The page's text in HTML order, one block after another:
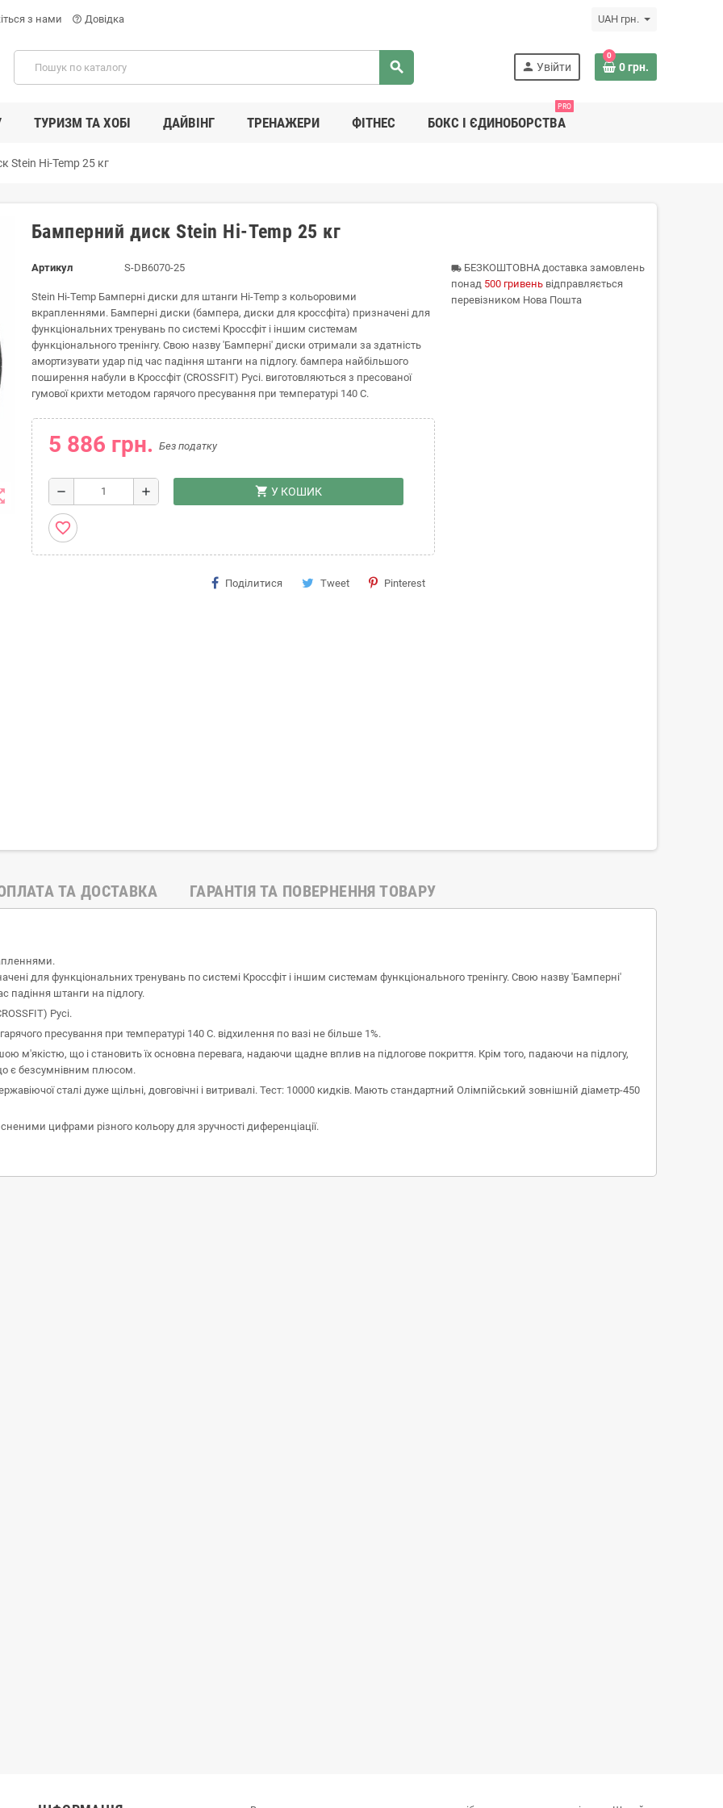
з нами help_outline Довідка UAH грн.
search person Увійти
0
0 грн.
ТУРИЗМ ТА ХОБІ ДАЙВІНГ ТРЕНАЖЕРИ ФІТНЕС БОКС І ЄДИНОБОРСТВА
PRO
Stein Hi-Temp 25 кг
Бамперний диск Stein Hi-Temp 25 кг
Артикул S-DB6070-25
Stein Hi-Temp Бамперні диски для штанги Hi-Temp з кольоровими
вкрапленнями. Бамперні диски (бампера, диски для кроссфіта) призначені для
функціональних тренувань по системі Кроссфіт і іншим системам
функціонального тренінгу. Свою назву 'Бамперні' диски отримали за здатність
амортизувати удар під час падіння штанги на підлогу. бампера найбільшого
поширення набули в Кроссфіт (CROSSFIT) Русі. виготовляються з пресованої
гумової крихти методом гарячого пресування при температурі 140 С.
5 886 грн. Без податку
remove add shopping_cart У КОШИК
favorite_border
Поділитися Tweet Pinterest
local_shippingБЕЗКОШТОВНА доставка замовлень
понад 500 гривеньвідправляється
перевізником Нова Пошта
ТА ДОСТАВКА ГАРАНТІЯ ТА ПОВЕРНЕННЯ ТОВАРУ
для функціональних тренувань по системі Кроссфіт і іншим системам функціонального тренінгу. Свою назву 'Бамперні'
падіння штанги на підлогу.
Русі.
пресування при температурі 140 С. відхилення по вазі не більше 1%.
м'якістю, що і становить їх основна перевага, надаючи щадне вплив на підлогове покриття. Крім того, падаючи на підлогу,
є безсумнівним плюсом.
сталі дуже щільні, довговічні і витривалі. Тест: 10000 кидків. Мають стандартний Олімпійський зовнішній діаметр-450
цифрами різного кольору для зручності диференціації.